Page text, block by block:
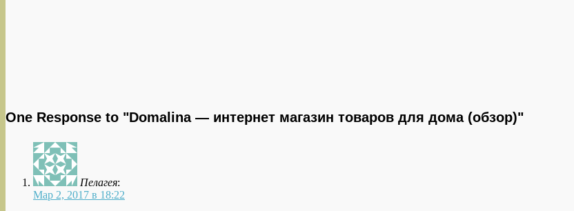
One Response to "Domalina — интернет магазин товаров для дома (обзор)"
Пелагея:
Мар 2, 2017 в 18:22